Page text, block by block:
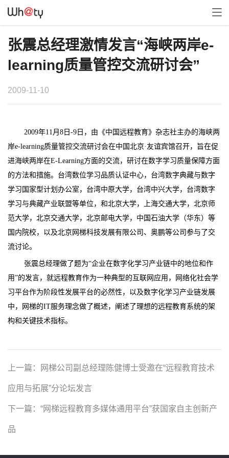
张震总经理激情发言“海峡两岸e-
learning质量管控交流研讨会”
2009-11-10
2009年11月8日-9日，由《中国远程教育》杂志社主办的海峡两
岸e-learning质量管控交流研讨会在中国北京·友谊宾馆召开，旨在促
进海峡两岸在E-Learning方面的交流，研讨在数字学习质量保障方面
的方法和措施。 台湾数位学习品质认证中心，台湾数字典藏与数字
学习国家型计划办公室，台湾中原大学，台湾中兴大学，台湾数字
学习与典藏产业联盟等单位，和北京大学，上海交通大学，北京师
范大学，北京交通大学，北京邮电大学，中国石油大学（华东）等
国内院校，以及北京网梯科技发展有限公司、奥鹏等公司参与了交
流讨论。
张震总经理做了题为“企业在数字化学习产业链中的地位和作
用”的发言，就远程教育作为一种典型的互联网应用，网络化社会学
习平台作为阶段性发展平台的必然性，以及数字化学习产业链发展
中，网梯的IT服务理念做了概述，阐述了理想的远程教育系统的架
构和关键技术指标。
上一篇： 网梯公司副总经理陈健博士受邀在“远程教育技术
应用与拓展”分论坛发言
下一篇： “网梯远程教育多媒体通用平台”获国家自主创新产
品